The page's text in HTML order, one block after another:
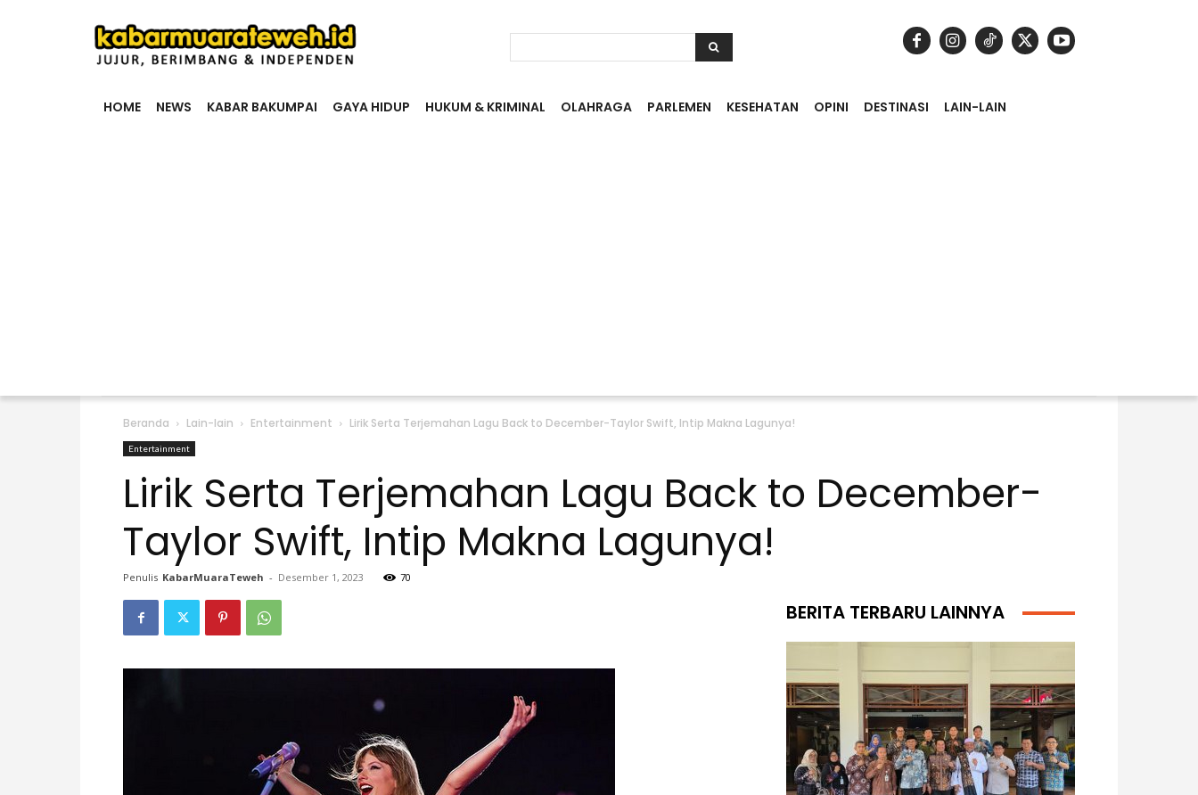
HOME NEWS KABAR BAKUMPAI GAYA HIDUP HUKUM & KRIMINAL OLAHRAGA PARLEMEN KESEHATAN OPINI DESTINASI LAIN-LAIN
Beranda Lain-lain Entertainment Lirik Serta Terjemahan Lagu Back to December-Taylor Swift, Intip Makna Lagunya!
Entertainment
Lirik Serta Terjemahan Lagu Back to December-
Taylor Swift, Intip Makna Lagunya!
Penulis KabarMuaraTeweh - Desember 1, 2023 70
BERITA TERBARU LAINNYA